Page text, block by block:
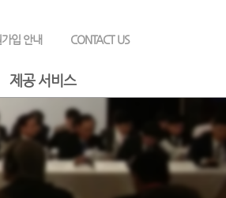
입 안내 CONTACT US
제공 서비스